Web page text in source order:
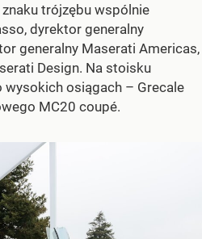
trójzębu wspólnie
dyrektor generalny
generalny Maserati Americas,
Design. Na stoisku
wysokich osiągach – Grecale
MC20 coupé.